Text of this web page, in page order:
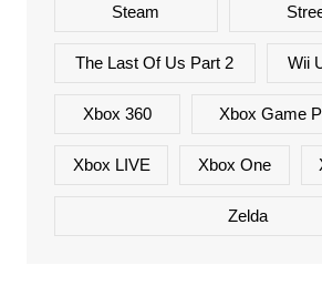
Steam
The Last Of Us Part 2 Wii
Xbox 360 Xbox Game
Xbox LIVE Xbox One
Zelda